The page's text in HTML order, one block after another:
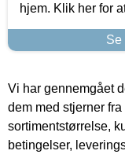
hjem. Klik her for
Se
Vi har gennemgået
dem med stjerner
sortimentstørrelse,
betingelser,